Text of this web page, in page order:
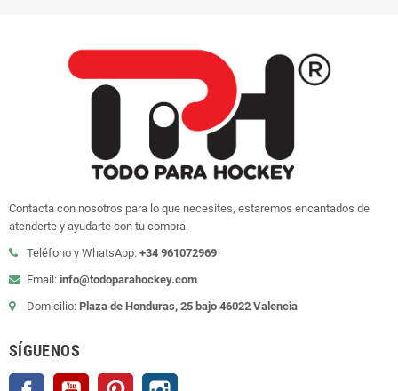
Contacta con nosotros para lo que necesites, estaremos encantados de
atenderte y ayudarte con tu compra.
Teléfono y WhatsApp: +34 961072969
Email: info@todoparahockey.com
Domicilio: Plaza de Honduras, 25 bajo 46022 Valencia
SÍGUENOS
Facebook YouTube Pinterest